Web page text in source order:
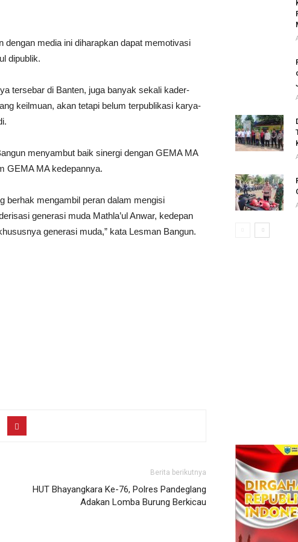
dengan media ini diharapkan dapat memotivasi
dipublik.
tersebar di Banten, juga banyak sekali kader-
keilmuan, akan tetapi belum terpublikasi karya-
menyambut baik sinergi dengan GEMA MA
GEMA MA kedepannya.
berhak mengambil peran dalam mengisi
generasi muda Mathla’ul Anwar, kedepan
generasi muda,” kata Lesman Bangun.
Berita berikutnya
HUT Bhayangkara Ke-76, Polres Pandeglang
Adakan Lomba Burung Berkicau